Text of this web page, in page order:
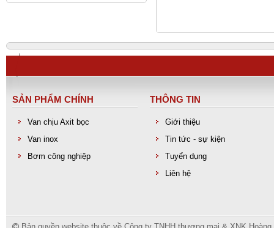
SẢN PHẨM CHÍNH
Van chịu Axit bọc
Van inox
Bơm công nghiệp
THÔNG TIN
Giới thiệu
Tin tức - sự kiện
Tuyển dụng
Liên hệ
Bản quyền website thuộc về Công ty TNHH thương mại & XNK